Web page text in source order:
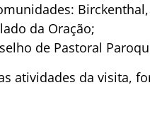
da Oração;
de Pastoral
atividades da visita,